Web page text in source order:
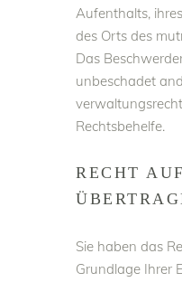
Aufenthalts,
des Orts des
Das
unbeschadet
Rechtsbehelfe.
RECHT
Sie haben das
Grundlage Ihrer